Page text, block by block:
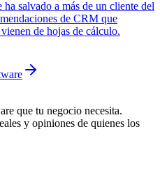
salvado a más de un cliente del
de CRM que
de hojas de cálculo.
que tu negocio necesita.
y opiniones de quienes los